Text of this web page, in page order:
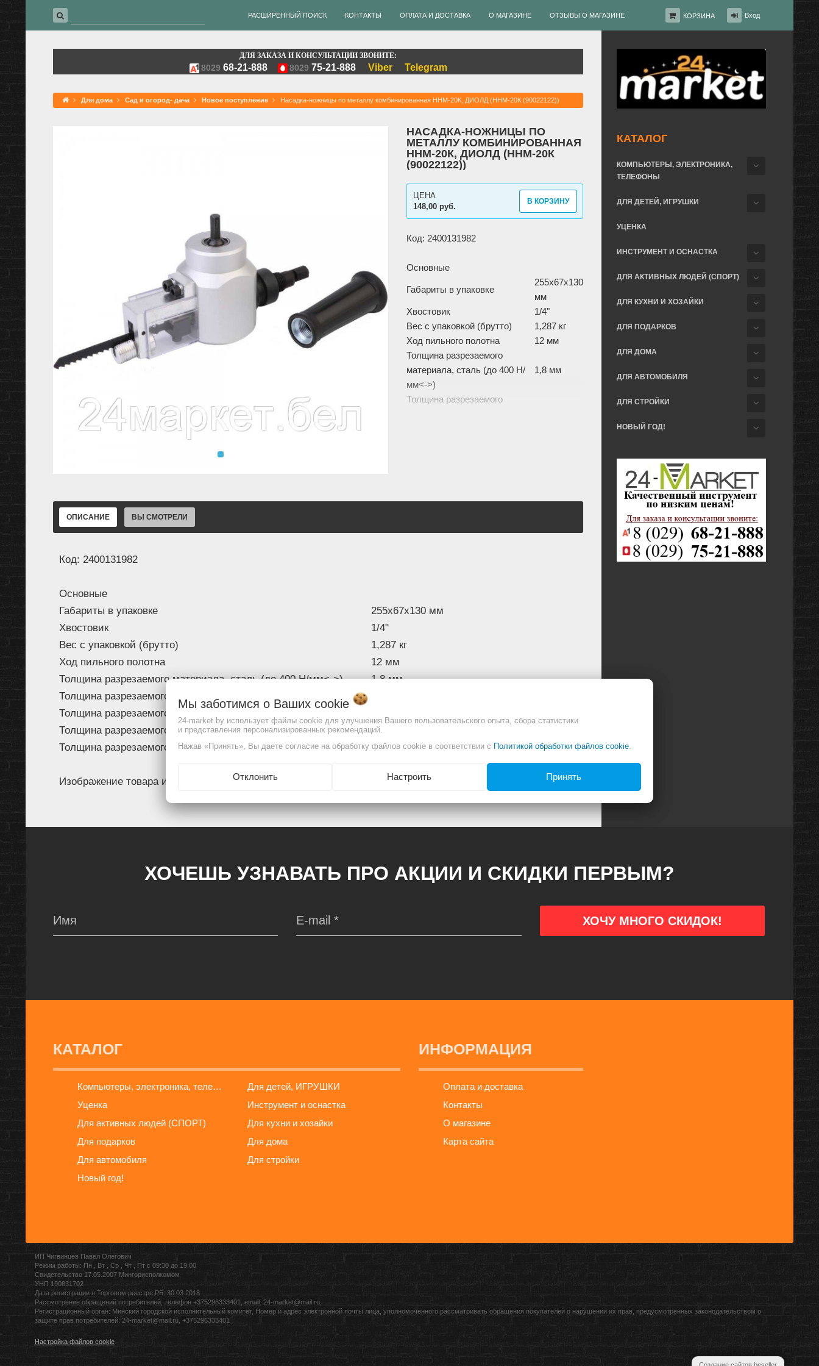
КОРЗИНА Вход
РАСШИРЕННЫЙ ПОИСК КОНТАКТЫ ОПЛАТА И ДОСТАВКА О МАГАЗИНЕ ОТЗЫВЫ О МАГАЗИНЕ
КАТАЛОГ
КОМПЬЮТЕРЫ, ЭЛЕКТРОНИКА,
ТЕЛЕФОНЫ
ДЛЯ ДЕТЕЙ, ИГРУШКИ
УЦЕНКА
ИНСТРУМЕНТ И ОСНАСТКА
ДЛЯ АКТИВНЫХ ЛЮДЕЙ (СПОРТ)
ДЛЯ КУХНИ И ХОЗАЙКИ
ДЛЯ ПОДАРКОВ
ДЛЯ ДОМА
ДЛЯ АВТОМОБИЛЯ
ДЛЯ СТРОЙКИ
НОВЫЙ ГОД!
ДЛЯ ЗАКАЗА И КОНСУЛЬТАЦИИ ЗВОНИТЕ:
8029 68-21-888 8029 75-21-888 Viber Telegram
Для дома Сад и огород- дача Новое поступление Насадка-ножницы по металлу комбинированная ННМ-20К, ДИОЛД (ННМ-20К (90022122))
НАСАДКА-НОЖНИЦЫ ПО
МЕТАЛЛУ КОМБИНИРОВАННАЯ
ННМ-20К, ДИОЛД (ННМ-20К
(90022122))
148,00 руб.
ЦЕНА
В КОРЗИНУ
Код: 2400131982
Основные
Габариты в упаковке
255x67x130
мм
Хвостовик
1/4"
Вес с упаковкой (брутто)
1,287 кг
Ход пильного полотна
12 мм
Толщина разрезаемого
материала, сталь (до 400 Н/
мм<->)
1,8 мм
Толщина разрезаемого
стеклопластик
материала, дерево/металл
20/5 мм
ОПИСАНИЕ ВЫ СМОТРЕЛИ
Код: 2400131982
Основные
Габариты в упаковке
255x67x130 мм
Хвостовик
1/4"
Вес с упаковкой (брутто)
1,287 кг
Ход пильного полотна
12 мм
Толщина разрезаемого материала, сталь (до 400 Н/мм<->)
1,8 мм
Толщина разрезаемого материала, нержавеющая сталь
Толщина разрезаемого материала, медь, алюминий
Толщина разрезаемого материала, пластик, стеклопластик
2 мм
Толщина разрезаемого материала, дерево/металл (для лобзика) 20/5 мм
Изображение товара и комплектация могут отличаться. Смотреть Полное описание:
ХОЧЕШЬ УЗНАВАТЬ ПРО АКЦИИ И СКИДКИ ПЕРВЫМ?
КАТАЛОГ
Компьютеры, электроника, телефоны
Для детей, ИГРУШКИ
Уценка
Инструмент и оснастка
Для активных людей (СПОРТ)
Для кухни и хозайки
Для подарков
Для дома
Для автомобиля
Для стройки
Новый год!
ИНФОРМАЦИЯ
Оплата и доставка
Контакты
О магазине
Карта сайта
ИП Чигвинцев Павел Олегович
Режим работы: Пн , Вт , Ср , Чт , Пт c 09:30 до 19:00
Свидетельство 17.05.2007 Мингорисполкомом
УНП 190831702
Дата регистрации в Торговом реестре РБ: 30.03.2018
Рассмотрение обращений потребителей, телефон +375296333401, email: 24-market@mail.ru,
Регистрационный орган: Минский городской исполнительный комитет, Номер и адрес электронной почты лица, уполномоченного рассматривать обращения покупателей о нарушении их прав, предусмотренных законодательством о
защите прав потребителей: 24-market@mail.ru, +375296333401
Настройка файлов cookie
Мы заботимся о Ваших cookie
24-market.by использует файлы cookie для улучшения Вашего пользовательского опыта, сбора статистики
и представления персонализированных рекомендаций.
Нажав «Принять», Вы даете согласие на обработку файлов cookie в соответствии с Политикой обработки файлов cookie.
Отклонить Настроить Принять